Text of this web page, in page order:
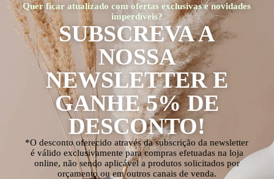
Quer ficar atualizado com ofertas exclusivas e novidades
imperdíveis?
SUBSCREVA A
NOSSA
NEWSLETTER E
GANHE 5% DE
DESCONTO!
*O desconto oferecido através da subscrição da newsletter
é válido exclusivamente para compras efetuadas na loja
online, não sendo aplicável a produtos solicitados por
orçamento ou em outros canais de venda.